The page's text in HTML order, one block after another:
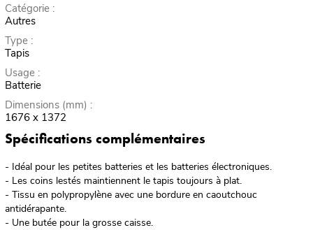
Catégorie :
Autres
Type :
Tapis
Usage :
Batterie
Dimensions (mm) :
1676 x 1372
Spécifications complémentaires
- Idéal pour les petites batteries et les batteries électroniques.
- Les coins lestés maintiennent le tapis toujours à plat.
- Tissu en polypropylène avec une bordure en caoutchouc
antidérapante.
- Une butée pour la grosse caisse.